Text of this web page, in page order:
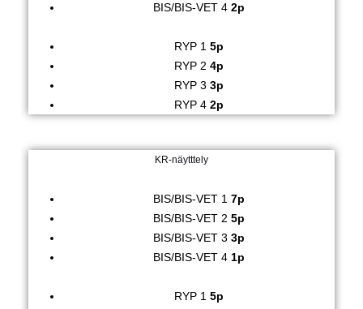
BIS/BIS-VET 4 2p
RYP 1 5p
RYP 2 4p
RYP 3 3p
RYP 4 2p
KR-näytttely
BIS/BIS-VET 1 7p
BIS/BIS-VET 2 5p
BIS/BIS-VET 3 3p
BIS/BIS-VET 4 1p
RYP 1 5p